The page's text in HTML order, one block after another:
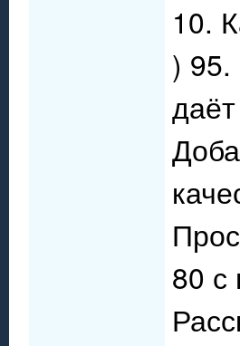
10.
)
80 с